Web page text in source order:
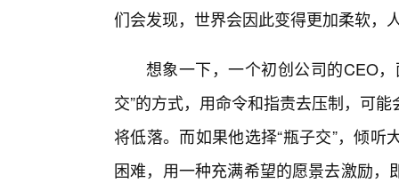
们会发现，世界会因此变得更加柔软，
想象一下，一个初创公司的CEO
交”的方式，用命令和指责去压制，可
将低落。而如果他选择“瓶子交”，倾
困难，用一种充满希望的愿景去激励